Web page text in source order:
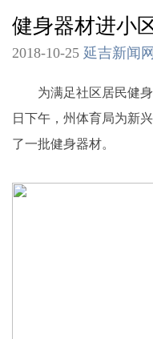
健身器材进小
2018-10-25 延吉新闻网
为满足社区居民健身
日下午，州体育局为新
了一批健身器材。